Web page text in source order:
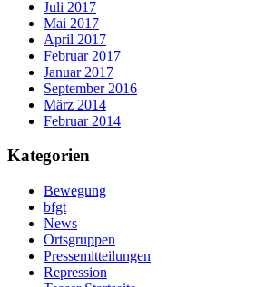
Juli 2017
Mai 2017
April 2017
Februar 2017
Januar 2017
September 2016
März 2014
Februar 2014
Kategorien
Bewegung
bfgt
News
Ortsgruppen
Pressemitteilungen
Repression